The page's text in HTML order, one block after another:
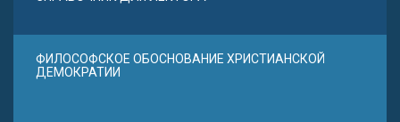
ФИЛОСОФСКОЕ ОБОСНОВАНИЕ ХРИСТИАНСКОЙ
ДЕМОКРАТИИ